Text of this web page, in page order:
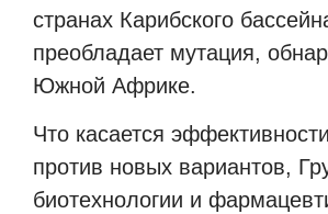
странах Карибского
преобладает мутация,
Южной Африке.
Что касается
против новых вариантов,
биотехнологии и